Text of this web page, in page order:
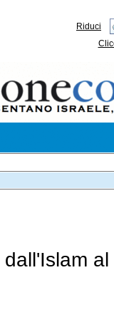
Riduci